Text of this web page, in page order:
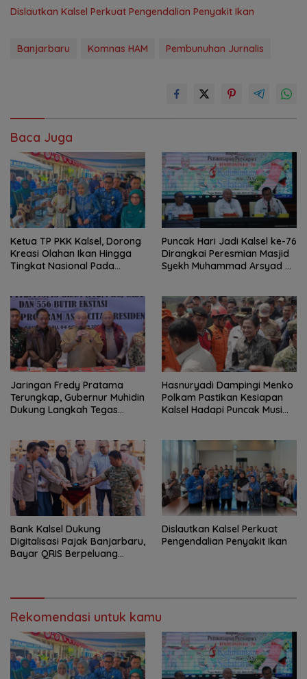
Dislautkan Kalsel Perkuat Pengendalian Penyakit Ikan
Banjarbaru Komnas HAM Pembunuhan Jurnalis
Baca Juga
Ketua TP PKK Kalsel, Dorong
Kreasi Olahan Ikan Hingga
Tingkat Nasional Pada
Puncak Hari Jadi Kalsel ke-76
Dirangkai Peresmian Masjid
Syekh Muhammad Arsyad Al
Jaringan Fredy Pratama
Terungkap, Gubernur Muhidin
Dukung Langkah Tegas
Hasnuryadi Dampingi Menko
Polkam Pastikan Kesiapan
Kalsel Hadapi Puncak Musim
Bank Kalsel Dukung
Digitalisasi Pajak Banjarbaru,
Bayar QRIS Berpeluang
Dislautkan Kalsel Perkuat
Pengendalian Penyakit Ikan
Rekomendasi untuk kamu